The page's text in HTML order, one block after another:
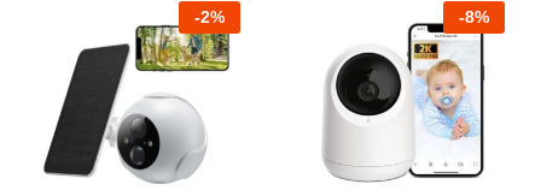
-2% -8%